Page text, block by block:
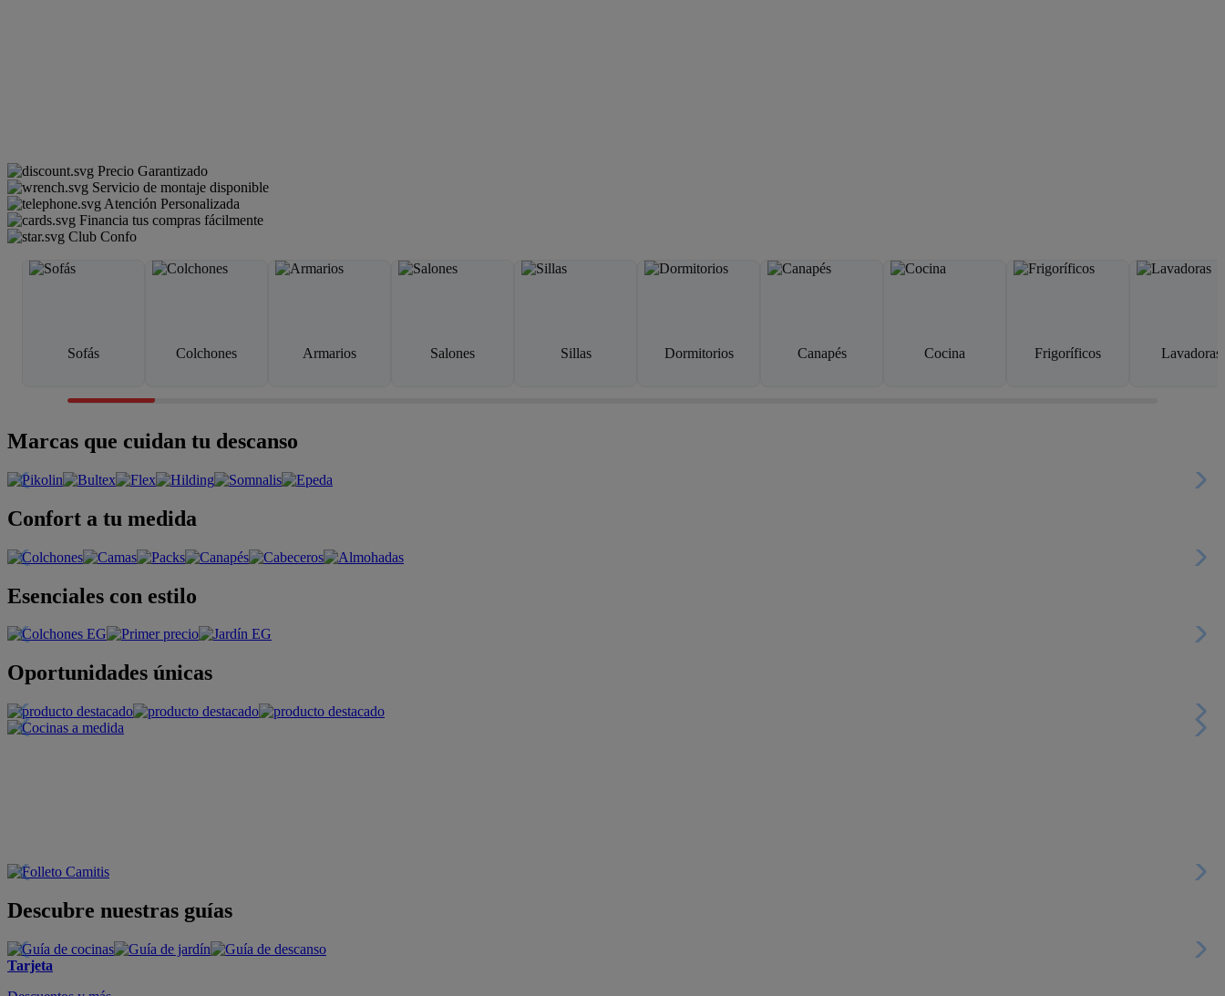
Precio Garantizado
Servicio de montaje disponible
Atención Personalizada
Financia tus compras fácilmente
Club Confo
Sofás Colchones Armarios Salones Sillas Dormitorios Canapés Cocina Frigoríficos Lavadoras
Marcas que cuidan tu descanso
Confort a tu medida
Esenciales con estilo
Oportunidades únicas
Descubre nuestras guías
Tarjeta